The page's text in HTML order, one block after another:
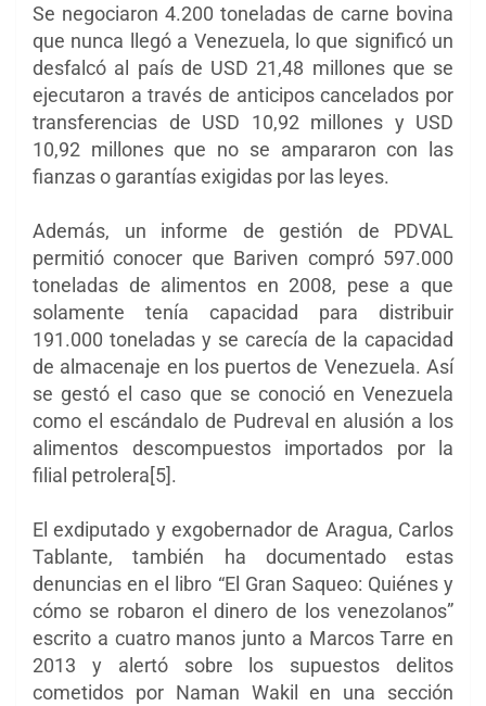
Se negociaron 4.200 toneladas de carne bovina
que nunca llegó a Venezuela, lo que significó un
desfalcó al país de USD 21,48 millones que se
ejecutaron a través de anticipos cancelados por
transferencias de USD 10,92 millones y USD
10,92 millones que no se ampararon con las
fianzas o garantías exigidas por las leyes.
Además, un informe de gestión de PDVAL
permitió conocer que Bariven compró 597.000
toneladas de alimentos en 2008, pese a que
solamente tenía capacidad para distribuir
191.000 toneladas y se carecía de la capacidad
de almacenaje en los puertos de Venezuela. Así
se gestó el caso que se conoció en Venezuela
como el escándalo de Pudreval en alusión a los
alimentos descompuestos importados por la
filial petrolera[5].
El exdiputado y exgobernador de Aragua, Carlos
Tablante, también ha documentado estas
denuncias en el libro “El Gran Saqueo: Quiénes y
cómo se robaron el dinero de los venezolanos”
escrito a cuatro manos junto a Marcos Tarre en
2013 y alertó sobre los supuestos delitos
cometidos por Naman Wakil en una sección